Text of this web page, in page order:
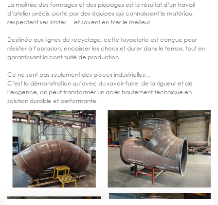
La maîtrise des formages et des piquages est le résultat d’un travail
d’atelier précis, porté par des équipes qui connaissent le matériau,
respectent ses limites… et savent en tirer le meilleur.
Destinée aux lignes de recyclage, cette tuyauterie est conçue pour
résister à l’abrasion, encaisser les chocs et durer dans le temps, tout en
garantissant la continuité de production.
Ce ne sont pas seulement des pièces industrielles…
C’est la démonstration qu’avec du savoir-faire, de la rigueur et de
l’exigence, on peut transformer un acier hautement technique en
solution durable et performante.